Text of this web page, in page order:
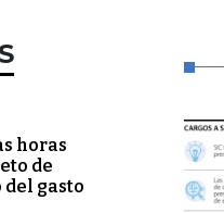
horas
de
gasto